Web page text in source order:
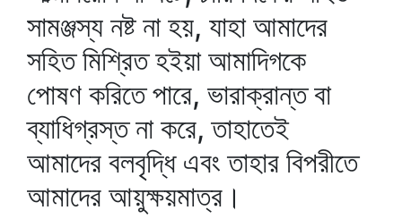
সামঞ্জস্য নষ্ট না হয়, যাহা আমাদের
সহিত মিশ্রিত হইয়া আমাদিগকে
পোষণ করিতে পারে, ভারাক্রান্ত বা
ব্যাধিগ্রস্ত না করে, তাহাতেই
আমাদের বলবৃদ্ধি এবং তাহার বিপরীতে
আমাদের আয়ুক্ষয়মাত্র।